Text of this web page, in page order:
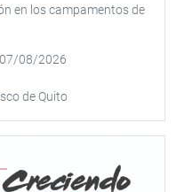
en los campamentos de
08/2026
de Quito